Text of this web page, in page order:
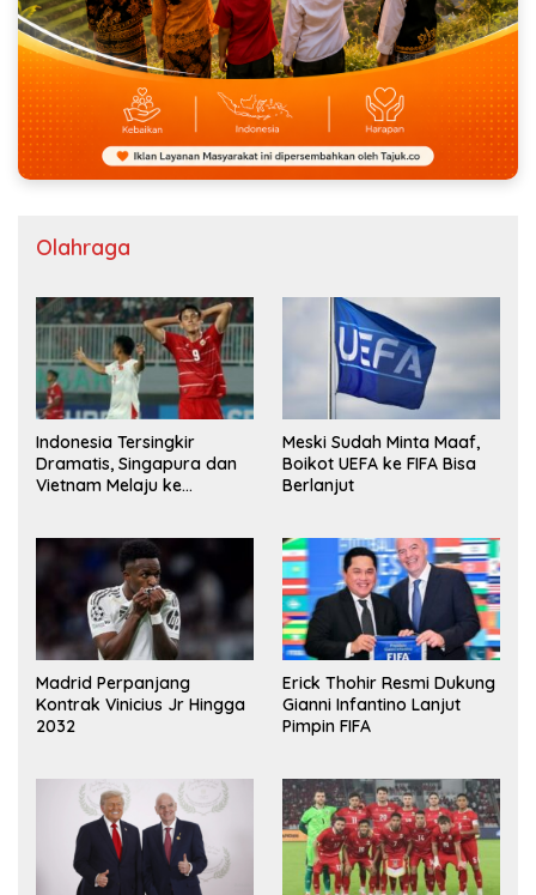
Olahraga
Indonesia Tersingkir
Dramatis, Singapura dan
Vietnam Melaju ke
Meski Sudah Minta Maaf,
Boikot UEFA ke FIFA Bisa
Berlanjut
Madrid Perpanjang
Kontrak Vinicius Jr Hingga
2032
Erick Thohir Resmi Dukung
Gianni Infantino Lanjut
Pimpin FIFA